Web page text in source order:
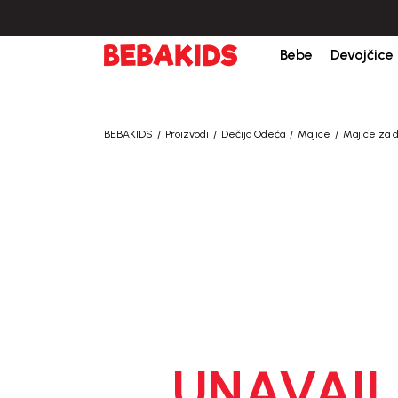
Bebe Devojčice
BEBAKIDS Proizvodi Dečija Odeća Majice Majice za